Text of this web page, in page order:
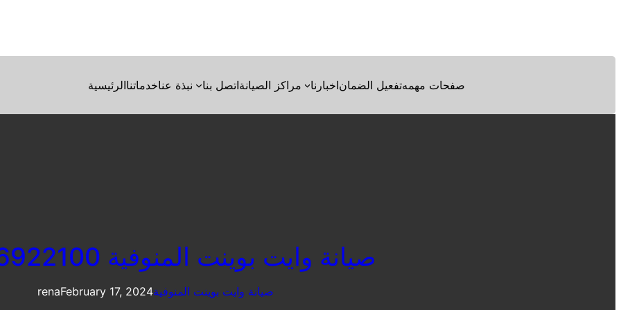
الرئيسيةخدماتنانبذة عنا اتصل بنامراكز الصيانة اخبارناتفعيل الضمانصفحات مهمه
صيانة وايت بوينت المنوفية 01096922100
renaFebruary 17, 2024صيانة وايت بوينت المنوفية